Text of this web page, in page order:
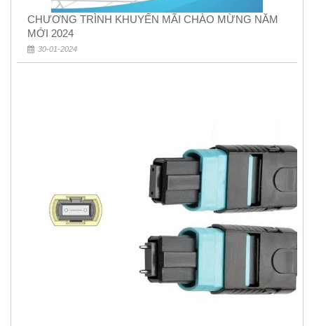
CHƯƠNG TRÌNH KHUYẾN MÃI CHÀO MỪNG NĂM
MỚI 2024
30-01-2024